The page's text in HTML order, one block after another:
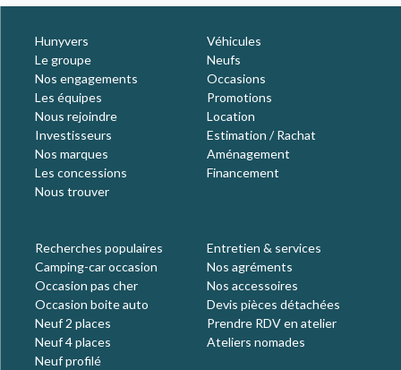
Hunyvers
Le groupe
Nos engagements
Les équipes
Nous rejoindre
Investisseurs
Nos marques
Les concessions
Nous trouver
Véhicules
Neufs
Occasions
Promotions
Location
Estimation / Rachat
Aménagement
Financement
Recherches populaires
Camping-car occasion
Occasion pas cher
Occasion boite auto
Neuf 2 places
Neuf 4 places
Neuf profilé
Entretien & services
Nos agréments
Nos accessoires
Devis pièces détachées
Prendre RDV en atelier
Ateliers nomades